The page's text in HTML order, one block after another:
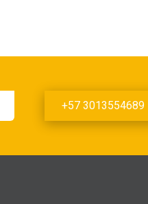
+57 3013554689